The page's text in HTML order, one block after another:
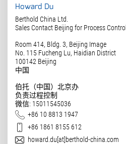
Howard Du
Berthold China Ltd.
Sales Contact Beijing for Process Control
Room 414, Bldg. 3, Beijing Image
No. 115 Fucheng Lu, Haidian District
100142 Beijing
中国
伯托（中国）北京办
负责过程控制
微信: 15011545036
电话
+86 10 8813 1947
手机
+86 1861 8155 612
电子邮件
howard.du[at]berthold-china.com